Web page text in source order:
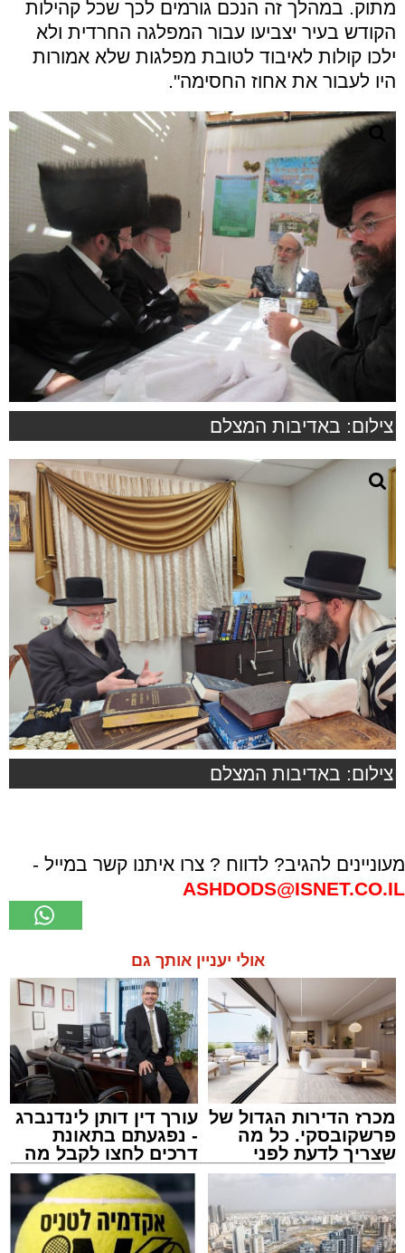
מתוק. במהלך זה הנכם גורמים לכך שכל קהילות
הקודש בעיר יצביעו עבור המפלגה החרדית ולא
ילכו קולות לאיבוד לטובת מפלגות שלא אמורות
היו לעבור את אחוז החסימה".
צילום: באדיבות המצלם
צילום: באדיבות המצלם
מעוניינים להגיב? לדווח ? צרו איתנו קשר במייל -
ASHDODS@ISNET.CO.IL
אולי יעניין אותך גם
מכרז הדירות הגדול של
פרשקובסקי. כל מה
שצריך לדעת לפני
שמגישים הצעה לדירה
עורך דין דותן לינדנברג
- נפגעתם בתאונת
דרכים לחצו לקבל מה
שמגיע לכם